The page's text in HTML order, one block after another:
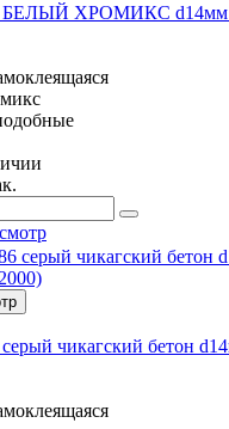
БЕЛЫЙ ХРОМИКС d14мм
чикагский бетон